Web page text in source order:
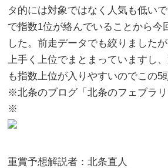
タ的には対象ではなく人気も低い
で指数1位が絡んでいることから今
した。前走データでも絞りました
上手く上位でまとまっていますし
も指数上位が入りやすいのでこの5
※北条のブログ「北条のフェブラ
※
重賞予想解説者：北条直人